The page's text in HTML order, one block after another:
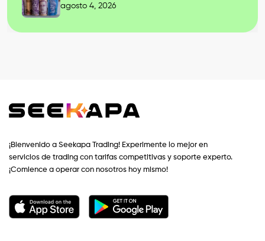
agosto 4, 2026
¡Bienvenido a Seekapa Trading! Experimente lo mejor en
servicios de trading con tarifas competitivas y soporte experto.
¡Comience a operar con nosotros hoy mismo!